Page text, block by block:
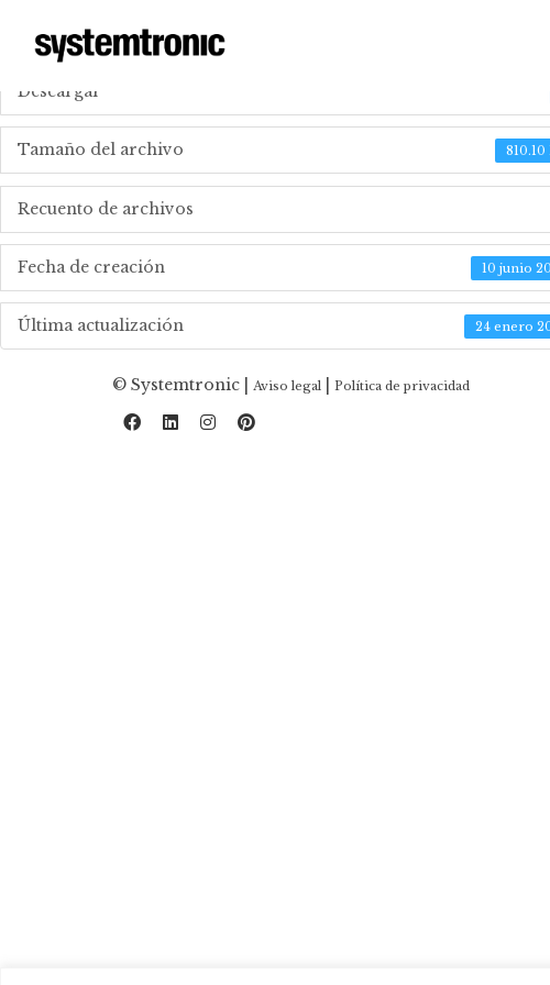
Descargar
Tamaño del archivo 810.10
Recuento de archivos
Fecha de creación 10 junio
Última actualización 24 enero
© Systemtronic | Aviso legal Política de privacidad